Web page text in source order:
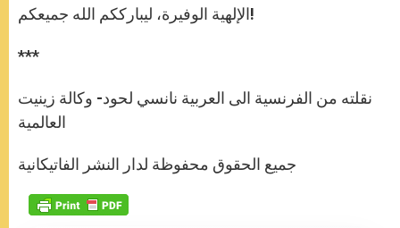
الإلهية الوفيرة، ليبارككم الله جميعكم!
***
نقلته من الفرنسية الى العربية نانسي لحود- وكالة زينيت
العالمية
جميع الحقوق محفوظة لدار النشر الفاتيكانية